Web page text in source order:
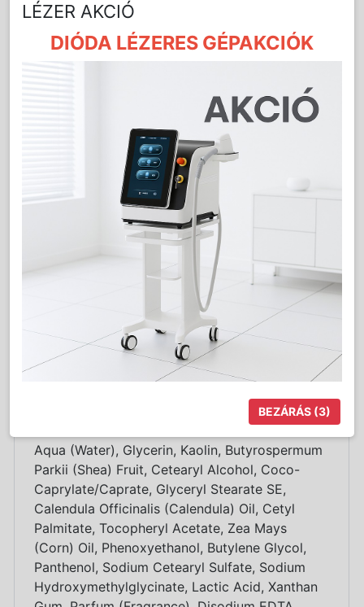
Részletes Leírás
Hidratáló és védelmet nyújtó krém érzékeny és
rosaceás bőrre. Ez a tökéletes arckrém gazdag
aktív összetevőkben, amely csillapítja az
érzékeny, irritált, pirosodásra hajlamos,
rosaceás bőröket. A Pronaline Sensitiv Skin
hatóanyag olyan növényi komplex, mely
nyugtató, antioxidáns, szabadgyökfogó, enyhíti
a bőr irritációját és véd a külső káros
hatásokkal szemben. A vadgesztenye kivonat
segíti a sejtek oxigén ellátását, fokozza azok
anyagcseréjét és erősíti az érfalakat. Dekoratív
papírdobozban szállítjuk, amely ajándékozásra
is kitűnően alkalmas.
Hatóanyagok:
Pronaline Sensitiv Skin, Pore
Aqua (Water), Glycerin, Kaolin, Butyrospermum
Parkii (Shea) Fruit, Cetearyl Alcohol, Coco-
Caprylate/Caprate, Glyceryl Stearate SE,
Calendula Officinalis (Calendula) Oil, Cetyl
Palmitate, Tocopheryl Acetate, Zea Mays
(Corn) Oil, Phenoxyethanol, Butylene Glycol,
Panthenol, Sodium Cetearyl Sulfate, Sodium
Hydroxymethylglycinate, Lactic Acid, Xanthan
LÉZER AKCIÓ
DIÓDA LÉZERES GÉPAKCIÓK
BEZÁRÁS (2)